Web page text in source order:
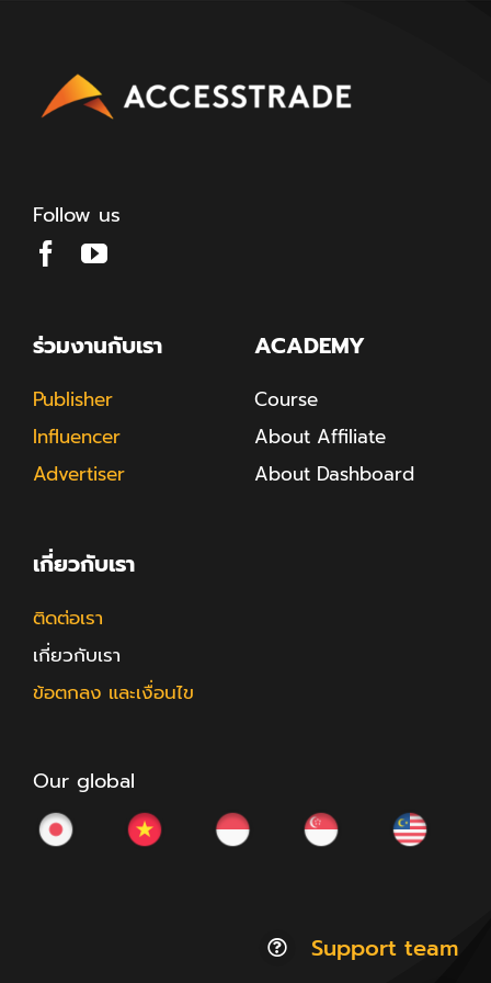
Follow us
ร่วมงานกับเรา
Publisher
Influencer
Advertiser
ACADEMY
Course
About Affiliate
About Dashboard
เกี่ยวกับเรา
ติดต่อเรา
เกี่ยวกับเรา
ข้อตกลง และเงื่อนไข
Our global
Support team